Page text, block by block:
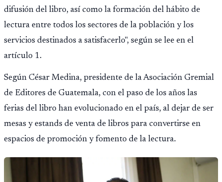
difusión del libro, así como la formación del hábito de
lectura entre todos los sectores de la población y los
servicios destinados a satisfacerlo", según se lee en el
artículo 1.
Según César Medina, presidente de la Asociación Gremial
de Editores de Guatemala, con el paso de los años las
ferias del libro han evolucionado en el país, al dejar de ser
mesas y estands de venta de libros para convertirse en
espacios de promoción y fomento de la lectura.